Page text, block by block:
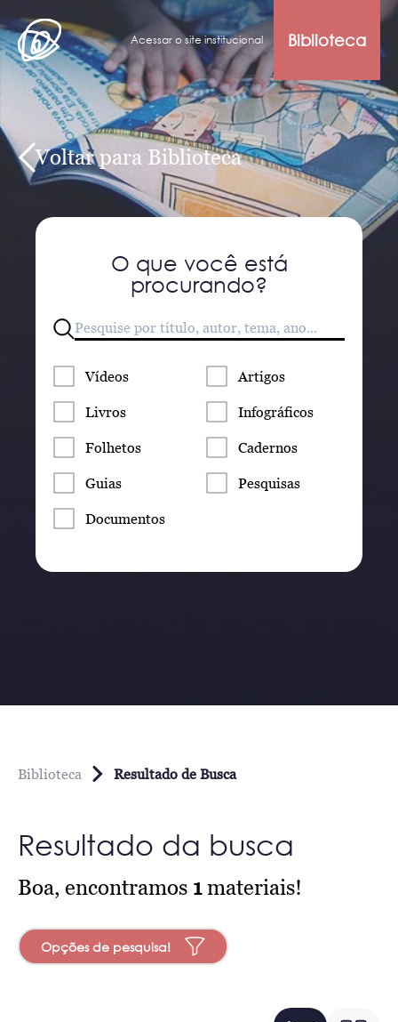
Acessar o site institucional Biblioteca
Voltar para Biblioteca
O que você está
procurando?
Vídeos Artigos
Livros Infográficos
Folhetos Cadernos
Guias Pesquisas
Documentos
Biblioteca Resultado de Busca
Resultado da busca
Boa, encontramos 1materiais!
Opções de pesquisa!